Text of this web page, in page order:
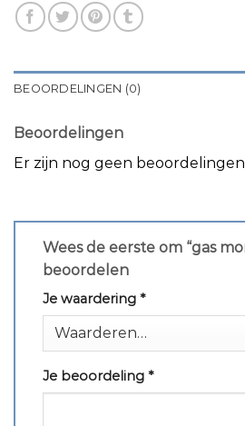
BEOORDELINGEN (0)
Beoordelingen
Er zijn nog geen
Wees de eerste om “gas
beoordelen
Je waardering *
Je beoordeling *